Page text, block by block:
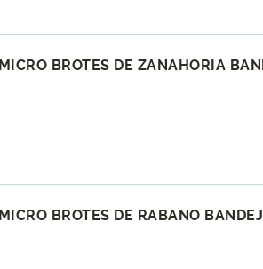
MICRO BROTES DE ZANAHORIA
MICRO BROTES DE RABANO